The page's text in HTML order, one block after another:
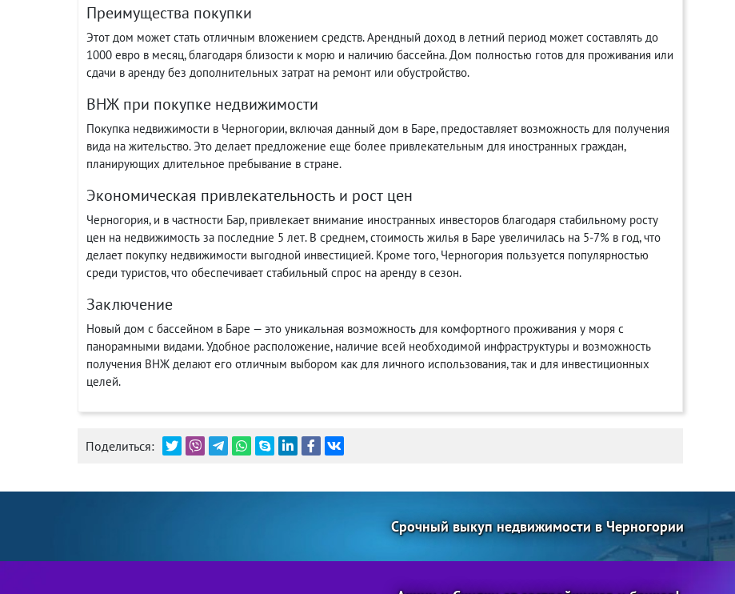
Преимущества покупки
Этот дом может стать отличным вложением средств. Арендный доход в летний период может составлять до
1000 евро в месяц, благодаря близости к морю и наличию бассейна. Дом полностью готов для проживания или
сдачи в аренду без дополнительных затрат на ремонт или обустройство.
ВНЖ при покупке недвижимости
Покупка недвижимости в Черногории, включая данный дом в Баре, предоставляет возможность для получения
вида на жительство. Это делает предложение еще более привлекательным для иностранных граждан,
планирующих длительное пребывание в стране.
Экономическая привлекательность и рост цен
Черногория, и в частности Бар, привлекает внимание иностранных инвесторов благодаря стабильному росту
цен на недвижимость за последние 5 лет. В среднем, стоимость жилья в Баре увеличилась на 5-7% в год, что
делает покупку недвижимости выгодной инвестицией. Кроме того, Черногория пользуется популярностью
среди туристов, что обеспечивает стабильный спрос на аренду в сезон.
Заключение
Новый дом с бассейном в Баре — это уникальная возможность для комфортного проживания у моря с
панорамными видами. Удобное расположение, наличие всей необходимой инфраструктуры и возможность
получения ВНЖ делают его отличным выбором как для личного использования, так и для инвестиционных
целей.
Поделиться:
Срочный выкуп недвижимости в Черногории